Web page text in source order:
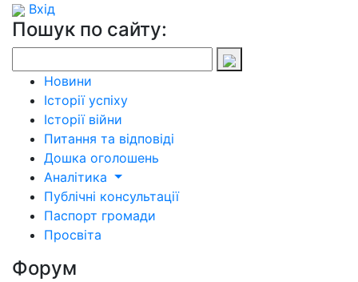
Вхід
Пошук по сайту:
Новини
Історії успіху
Історії війни
Питання та відповіді
Дошка оголошень
Аналітика
Публічні консультації
Паспорт громади
Просвіта
Форум